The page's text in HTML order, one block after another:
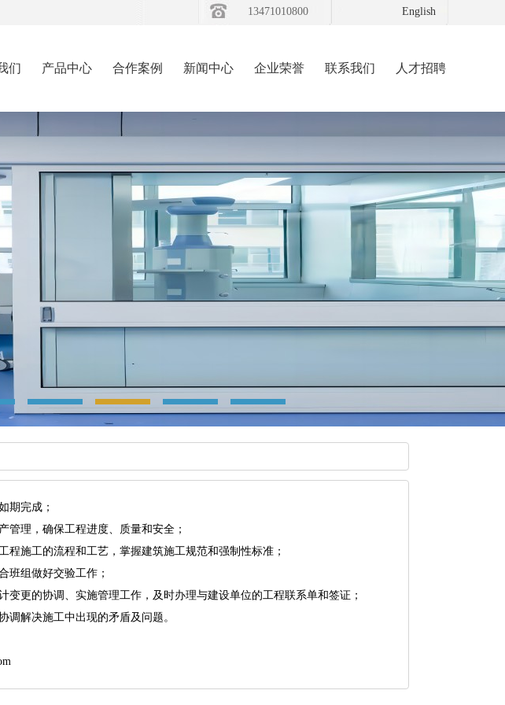
13471010800 English
们 产品中心 合作案例 新闻中心 企业荣誉 联系我们 人才招聘
期完成；
管理，确保工程进度、质量和安全；
施工的流程和工艺，掌握建筑施工规范和强制性标准；
班组做好交验工作；
更的协调、实施管理工作，及时办理与建设单位的工程联系单和签证；
调解决施工中出现的矛盾及问题。